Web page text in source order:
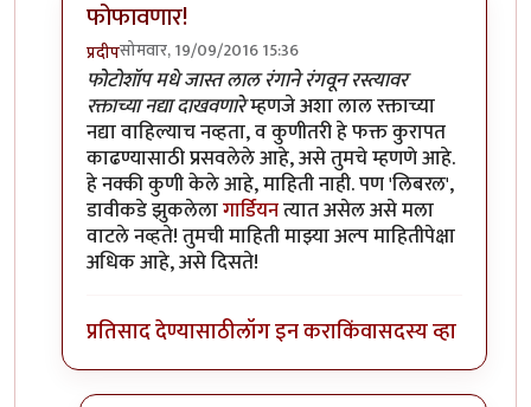
फोफावणार!
प्रदीपसोमवार, 19/09/2016 15:36
In reply toकुर्बानी आणि बळी देणे दोन्हीbyबाळ सप्रे
फोटोशॉप मधे जास्त लाल रंगाने रंगवून रस्त्यावर
रक्ताच्या नद्या दाखवणारेम्हणजे अशा लाल रक्ताच्या
नद्या वाहिल्याच नव्हता, व कुणीतरी हे फक्त कुरापत
काढण्यासाठी प्रसवलेले आहे, असे तुमचे म्हणणे आहे.
हे नक्की कुणी केले आहे, माहिती नाही. पण 'लिबरल',
डावीकडे झुकलेलागार्डियनत्यात असेल असे मला
वाटले नव्हते! तुमची माहिती माझ्या अल्प माहितीपेक्षा
अधिक आहे, असे दिसते!
प्रतिसाद देण्यासाठीलॉग इन कराकिंवासदस्य व्हा